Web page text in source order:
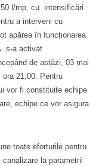
l/mp, cu intensificări
a interveni cu
apărea în funcționarea
s-a activat
de astăzi, 03 mai
ora 21,00. Pentru
vor fi constituite echipe
echipe ce vor asigura
toate eforturile pentru
la parametrii